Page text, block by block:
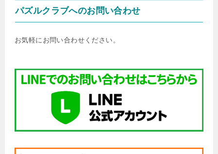
パズルクラブへのお問い合わせ
お気軽にお問い合わせください。